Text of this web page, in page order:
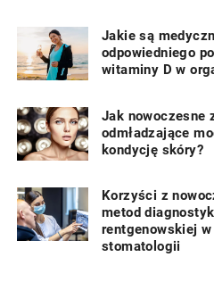
Jakie są
odpowiedniego
witaminy D w
Jak nowoczesne
odmładzające
kondycję skóry?
Korzyści z
metod
rentgenowskiej w
stomatologii